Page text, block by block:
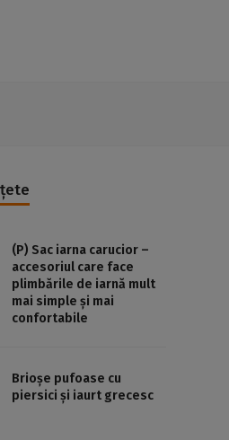
(P) Sac iarna carucior –
accesoriul care face
plimbările de iarnă mult
mai simple și mai
confortabile
Brioșe pufoase cu
piersici și iaurt grecesc